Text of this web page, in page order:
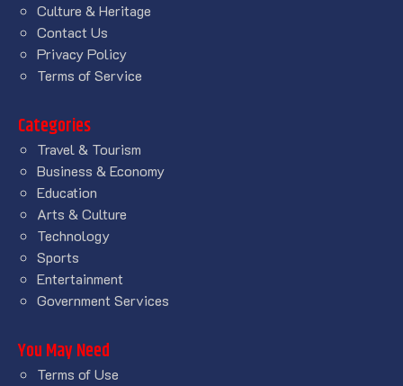
Culture & Heritage
Contact Us
Privacy Policy
Terms of Service
Categories
Travel & Tourism
Business & Economy
Education
Arts & Culture
Technology
Sports
Entertainment
Government Services
You May Need
Terms of Use